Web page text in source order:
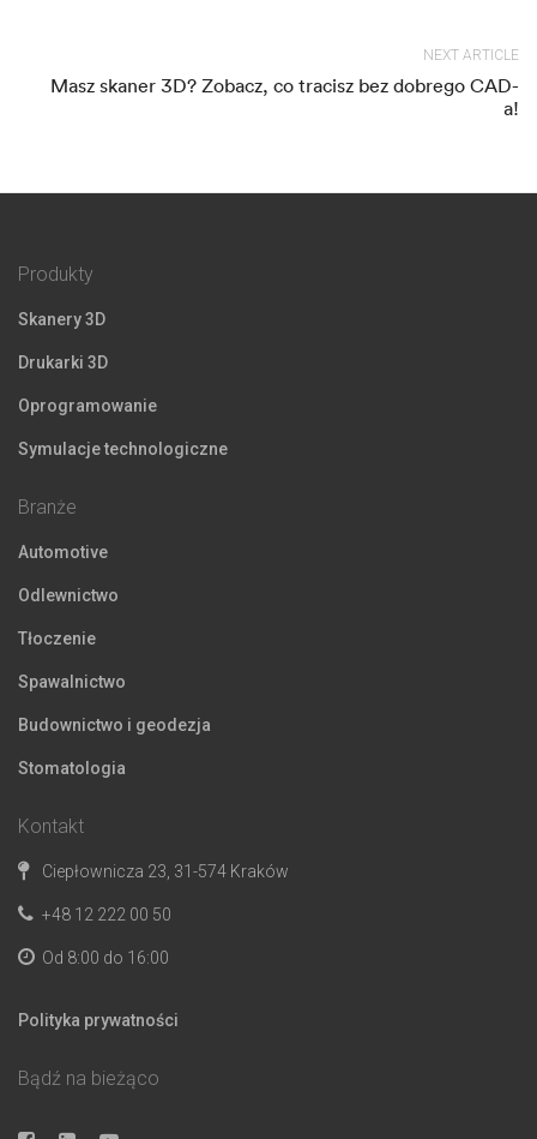
NEXT ARTICLE
Masz skaner 3D? Zobacz, co tracisz bez dobrego CAD-
a!
Produkty
Skanery 3D
Drukarki 3D
Oprogramowanie
Symulacje technologiczne
Branże
Automotive
Odlewnictwo
Tłoczenie
Spawalnictwo
Budownictwo i geodezja
Stomatologia
Kontakt
Ciepłownicza 23, 31-574 Kraków
+48 12 222 00 50
Od 8:00 do 16:00
Polityka prywatności
Bądź na bieżąco